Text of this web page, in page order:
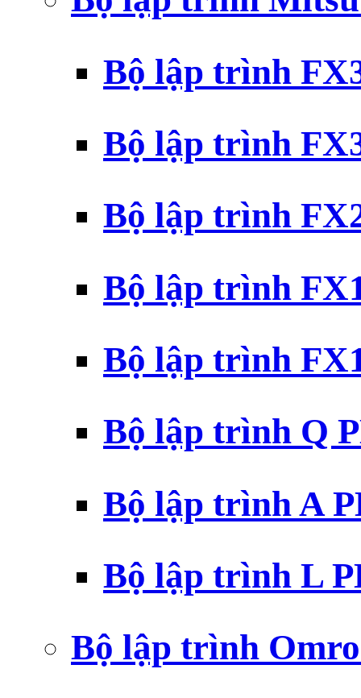
Bộ lập trình
Bộ lập trình
Bộ lập trình
Bộ lập trình
Bộ lập trình
Bộ lập trình Q
Bộ lập trình A
Bộ lập trình L
Bộ lập trình